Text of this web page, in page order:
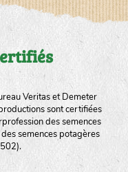
Veritas et Demeter
sont certifiées
des semences
semences potagères